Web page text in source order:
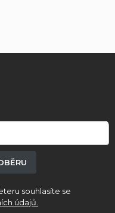
souhlasíte se
údajů.